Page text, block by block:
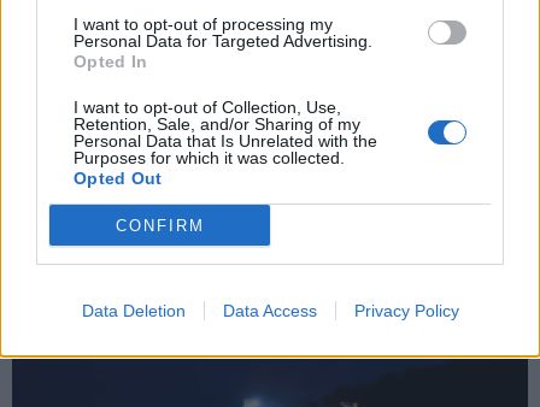
I want to opt-out of processing my
Personal Data for Targeted Advertising.
Opted In
I want to opt-out of Collection, Use,
Retention, Sale, and/or Sharing of my
Personal Data that Is Unrelated with the
Purposes for which it was collected.
Opted Out
CONFIRM
Data Deletion Data Access Privacy Policy
ORIGGIO
A Origgio cambia la viabilità con nuovi
sensi unici nella zona di via Ottolini